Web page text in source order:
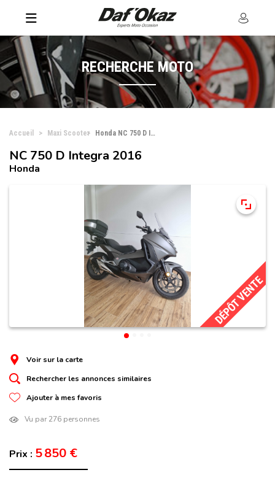
RECHERCHE MOTO
Accueil Maxi Scooter Honda NC 750 D Integra
DÉPÔT VENTE
NC 750 D Integra 2016
Honda
Voir sur la carte
Rechercher les annonces similaires
Ajouter à mes favoris
Vu par 276 personnes
Prix : 5 850 €